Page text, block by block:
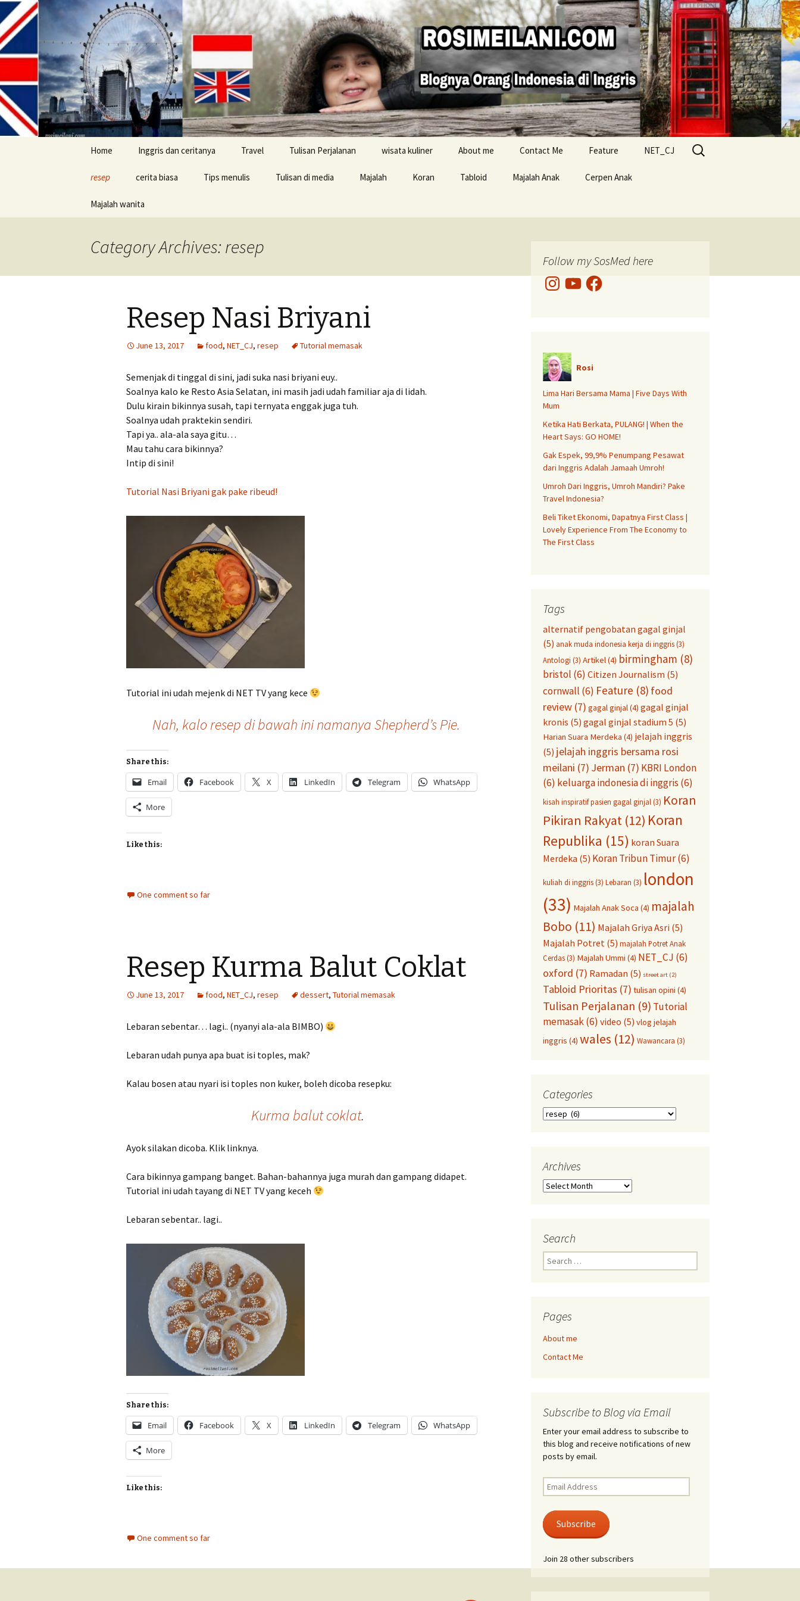
Home Inggris dan ceritanya Travel Tulisan Perjalanan wisata kuliner About me Contact Me Feature NET_CJ
resep cerita biasa Tips menulis
Tips jalan-jalan di Inggris
Tips menulis cerita anak
perjalanan
Tulisan di media Majalah Koran Tabloid Majalah Anak Cerpen Anak
Majalah wanita
Search
for:
Category Archives: resep
Resep Nasi Briyani
June 13, 2017 food, NET_CJ, resep Tutorial memasak
Semenjak di tinggal di sini, jadi suka nasi briyani euy..
Soalnya kalo ke Resto Asia Selatan, ini masih jadi udah familiar aja di lidah.
Dulu kirain bikinnya susah, tapi ternyata enggak juga tuh.
Soalnya udah praktekin sendiri.
Tapi ya.. ala-ala saya gitu…
Mau tahu cara bikinnya?
Intip di sini!
Tutorial Nasi Briyani gak pake ribeud!
Tutorial ini udah mejenk di NET TV yang kece
Nah, kalo resep di bawah ini namanya Shepherd’s Pie.
Share this:
Email Facebook X LinkedIn Telegram WhatsApp
More
Like this:
One comment so far
Resep Kurma Balut Coklat
June 13, 2017 food, NET_CJ, resep dessert, Tutorial memasak
Lebaran sebentar… lagi.. (nyanyi ala-ala BIMBO)
Lebaran udah punya apa buat isi toples, mak?
Kalau bosen atau nyari isi toples non kuker, boleh dicoba resepku:
Kurma balut coklat.
Ayok silakan dicoba. Klik linknya.
Cara bikinnya gampang banget. Bahan-bahannya juga murah dan gampang didapet.
Tutorial ini udah tayang di NET TV yang keceh
Lebaran sebentar.. lagi..
Share this:
Email Facebook X LinkedIn Telegram WhatsApp
More
Like this:
One comment so far
Follow my SosMed here
InstagramYouTubeFacebook
Rosi
Lima Hari Bersama Mama | Five Days With
Mum
Ketika Hati Berkata, PULANG! | When the
Heart Says: GO HOME!
Gak Espek, 99,9% Penumpang Pesawat
dari Inggris Adalah Jamaah Umroh!
Umroh Dari Inggris, Umroh Mandiri? Pake
Travel Indonesia?
Beli Tiket Ekonomi, Dapatnya First Class |
Lovely Experience From The Economy to
The First Class
Tags
alternatif pengobatan gagal ginjal
(5) anak muda indonesia kerja di inggris(3)
Antologi (3) Artikel(4) birmingham (8)
bristol (6) Citizen Journalism (5)
cornwall (6) Feature (8) food
review (7) gagal ginjal(4) gagal ginjal
kronis (5) gagal ginjal stadium 5 (5)
Harian Suara Merdeka (4) jelajah inggris
(5) jelajah inggris bersama rosi
meilani (7) Jerman (7) KBRI London
(6) keluarga indonesia di inggris(6)
kisah inspiratif pasien gagal ginjal (3) Koran
Pikiran Rakyat (12) Koran
Republika (15) koran Suara
Merdeka (5) Koran Tribun Timur(6)
kuliah di inggris(3) Lebaran (3) london
(33) Majalah Anak Soca (4) majalah
Bobo (11) Majalah Griya Asri (5)
Majalah Potret (5) majalah Potret Anak
Cerdas(3) Majalah Ummi (4) NET_CJ (6)
oxford (7) Ramadan (5) street art (2)
Tabloid Prioritas (7) tulisan opini (4)
Tulisan Perjalanan (9) Tutorial
memasak(6) video (5) vlog jelajah
inggris (4) wales (12) Wawancara (3)
Categories
Categories
Archives
Archives
Search
Search
for:
Pages
About me
Contact Me
Subscribe to Blog via Email
Enter your email address to subscribe to
this blog and receive notifications of new
posts by email.
Email
Address
Subscribe
Join 28 other subscribers